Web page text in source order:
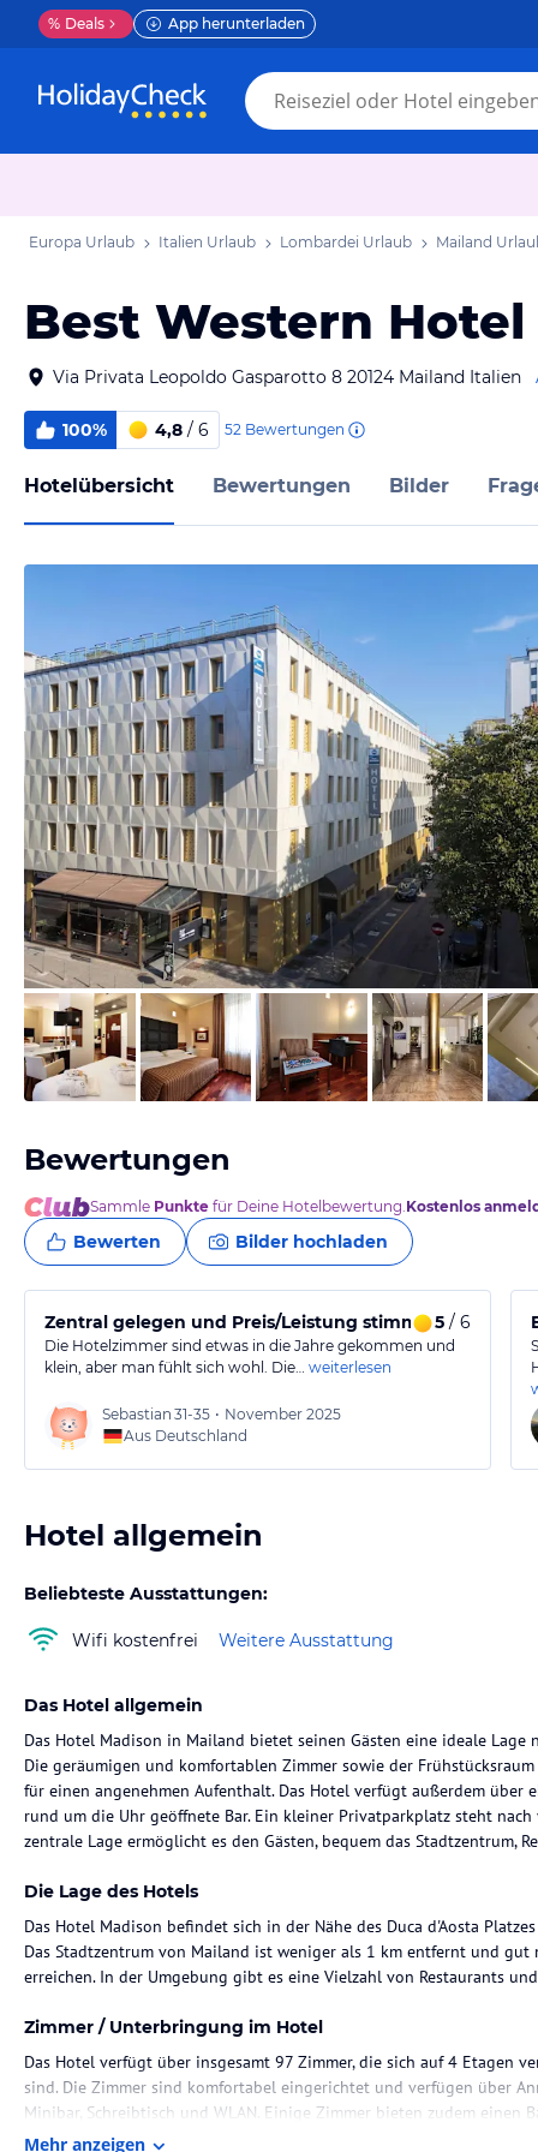
% Deals App herunterladen
Europa Urlaub Italien Urlaub Lombardei Urlaub Mailand
Best Western
Via Privata Leopoldo Gasparotto 8 20124 Mailand Italien
100% 4,8 / 6 52 Bewertungen
Hotelübersicht Bewertungen Bilder
von Expedia
Bewertungen
Sammle Punkte für Deine Hotelbewertung.Kostenlos
Bewerten Bilder hochladen
Zentral gelegen und Preis/Leistung stimmen!
5 / 6
Die Hotelzimmer sind etwas in die Jahre gekommen und
klein, aber man fühlt sich wohl. Die… weiterlesen
Sebastian 31-35 • November 2025
Aus Deutschland
Hotel allgemein
Beliebteste Ausstattungen:
Wifi kostenfrei Weitere Ausstattung
Das Hotel allgemein
Das Hotel Madison in Mailand bietet seinen Gästen eine ideale
Die geräumigen und komfortablen Zimmer sowie der
für einen angenehmen Aufenthalt. Das Hotel verfügt außerdem über
rund um die Uhr geöffnete Bar. Ein kleiner Privatparkplatz steht
zentrale Lage ermöglicht es den Gästen, bequem das Stadtzentrum,
Die Lage des Hotels
Das Hotel Madison befindet sich in der Nähe des Duca d'Aosta
Das Stadtzentrum von Mailand ist weniger als 1 km entfernt und
erreichen. In der Umgebung gibt es eine Vielzahl von Restaurants
Zimmer / Unterbringung im Hotel
Das Hotel verfügt über insgesamt 97 Zimmer, die sich auf 4 Etagen
sind. Die Zimmer sind komfortabel eingerichtet und verfügen über
Minibar, Schreibtisch und WLAN. Einige Zimmer bieten zudem einen
stehen ebenfalls zur Verfügung.
Mehr anzeigen